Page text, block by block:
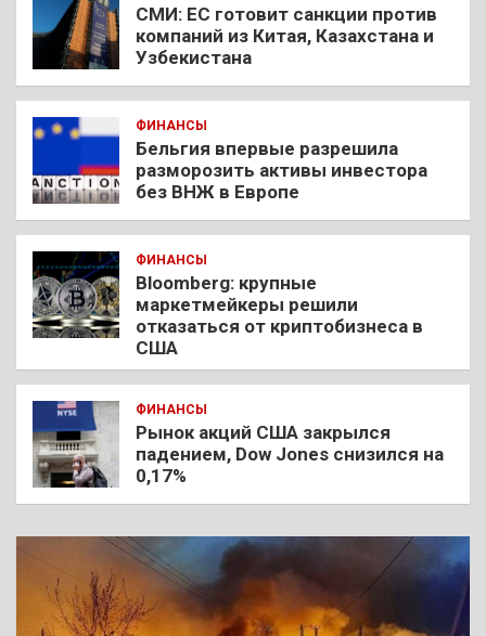
СМИ: ЕС готовит санкции против
компаний из Китая, Казахстана и
Узбекистана
ФИНАНСЫ
Бельгия впервые разрешила
разморозить активы инвестора
без ВНЖ в Европе
ФИНАНСЫ
Bloomberg: крупные
маркетмейкеры решили
отказаться от криптобизнеса в
США
ФИНАНСЫ
Рынок акций США закрылся
падением, Dow Jones снизился на
0,17%